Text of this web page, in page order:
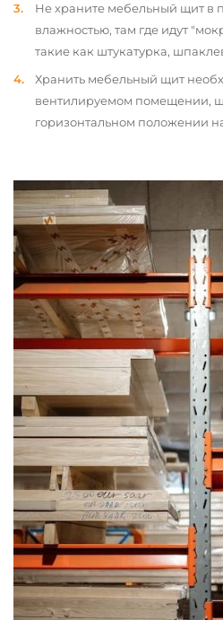
Не храните мебельный щит
влажностью, там где идут
такие как штукатурка,
Хранить мебельный щит
вентилируемом помещении,
горизонтальном положении